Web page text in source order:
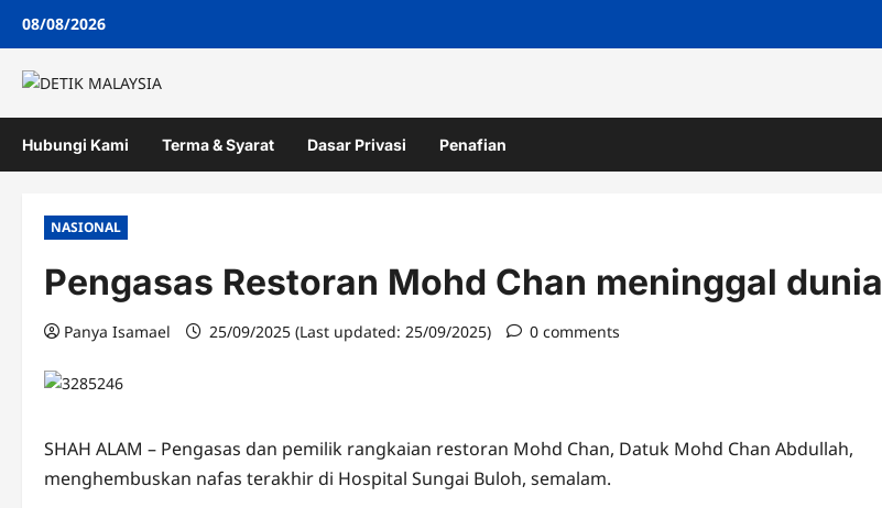
08/08/2026
Hubungi Kami Terma & Syarat Dasar Privasi Penafian
NASIONAL
Pengasas Restoran Mohd Chan meninggal dunia
Panya Isamael 25/09/2025 (Last updated: 25/09/2025) 0 comments
SHAH ALAM – Pengasas dan pemilik rangkaian restoran Mohd Chan, Datuk Mohd Chan Abdullah,
menghembuskan nafas terakhir di Hospital Sungai Buloh, semalam.